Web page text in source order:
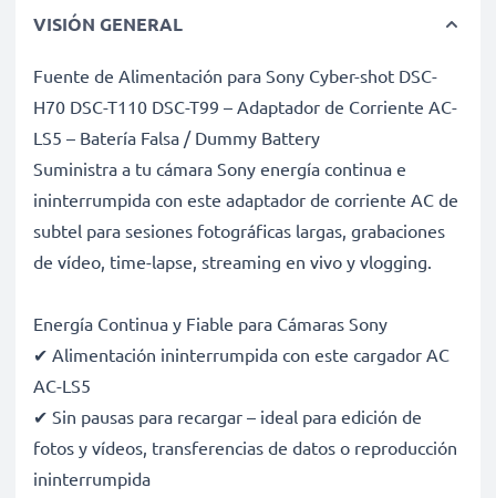
VISIÓN GENERAL
Fuente de Alimentación para Sony Cyber-shot DSC-
H70 DSC-T110 DSC-T99 – Adaptador de Corriente AC-
LS5 – Batería Falsa / Dummy Battery
Suministra a tu cámara Sony energía continua e
ininterrumpida con este adaptador de corriente AC de
subtel para sesiones fotográficas largas, grabaciones
de vídeo, time-lapse, streaming en vivo y vlogging.
Energía Continua y Fiable para Cámaras Sony
✔ Alimentación ininterrumpida con este cargador AC
AC-LS5
✔ Sin pausas para recargar – ideal para edición de
fotos y vídeos, transferencias de datos o reproducción
ininterrumpida